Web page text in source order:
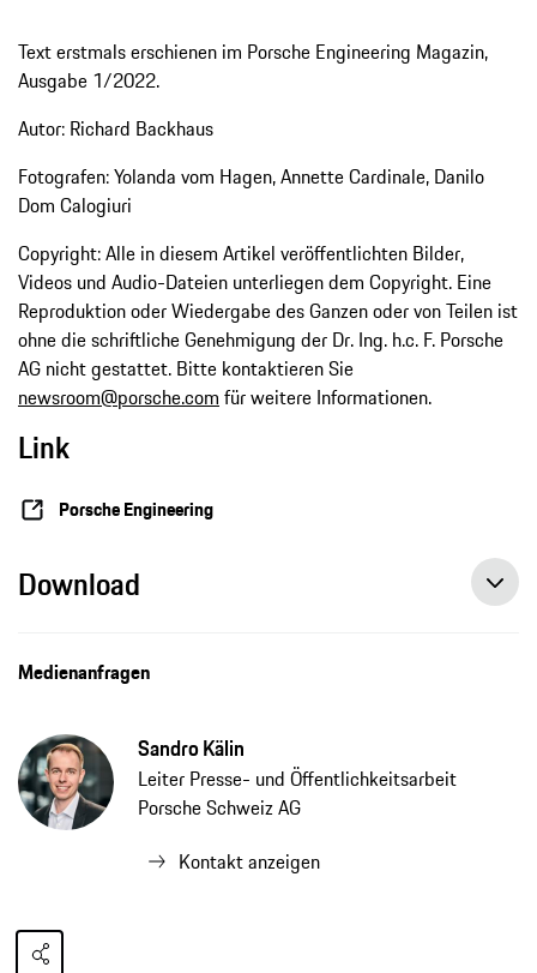
Text erstmals erschienen im Porsche Engineering Magazin,
Ausgabe 1/2022.
Autor: Richard Backhaus
Fotografen: Yolanda vom Hagen, Annette Cardinale, Danilo
Dom Calogiuri
Copyright: Alle in diesem Artikel veröffentlichten Bilder,
Videos und Audio-Dateien unterliegen dem Copyright. Eine
Reproduktion oder Wiedergabe des Ganzen oder von Teilen ist
ohne die schriftliche Genehmigung der Dr. Ing. h.c. F. Porsche
AG nicht gestattet. Bitte kontaktieren Sie
newsroom@porsche.com für weitere Informationen.
Link
Porsche Engineering
Download
Medienanfragen
Sandro Kälin
Leiter Presse- und Öffentlichkeitsarbeit
Porsche Schweiz AG
Kontakt anzeigen